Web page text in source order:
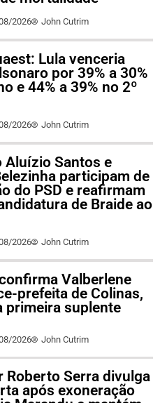
2026 John Cutrim
Lula venceria
por 39% a 30%
e 44% a 39% no 2º
2026 John Cutrim
Aluízio Santos e
participam de
do PSD e reafirmam
de Braide ao
2026 John Cutrim
Valberlene
prefeita de Colinas,
primeira suplente
2026 John Cutrim
Roberto Serra divulga
após exoneração